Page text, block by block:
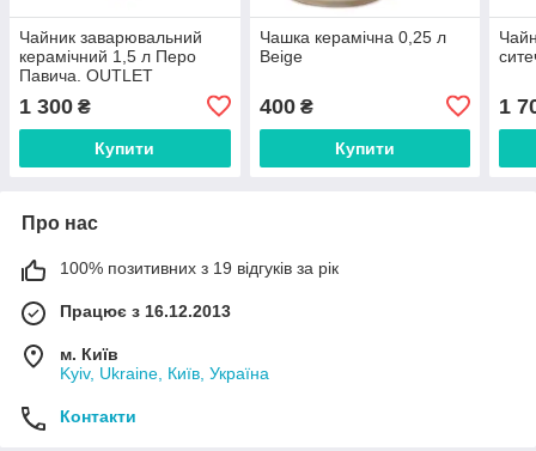
Чайник заварювальний
керамічний 1,5 л Перо
Павича. OUTLET
1 300 ₴
Купити
Чашка керамічна 0,25 л
Beige
400₴
Купити
1
Про нас
100% позитивних з 19 відгуків за рік
Працює з 16.12.2013
м. Київ
Kyiv, Ukraine, Київ, Україна
Контакти